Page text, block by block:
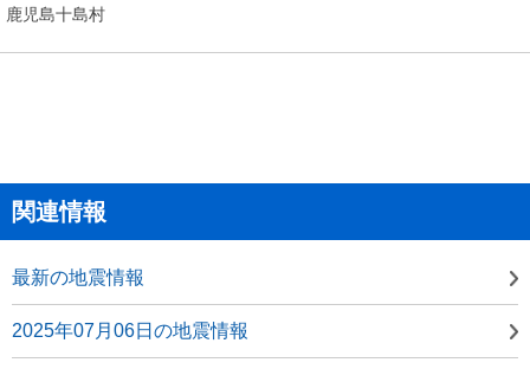
鹿児島十島村
関連情報
最新の地震情報
2025年07月06日の地震情報